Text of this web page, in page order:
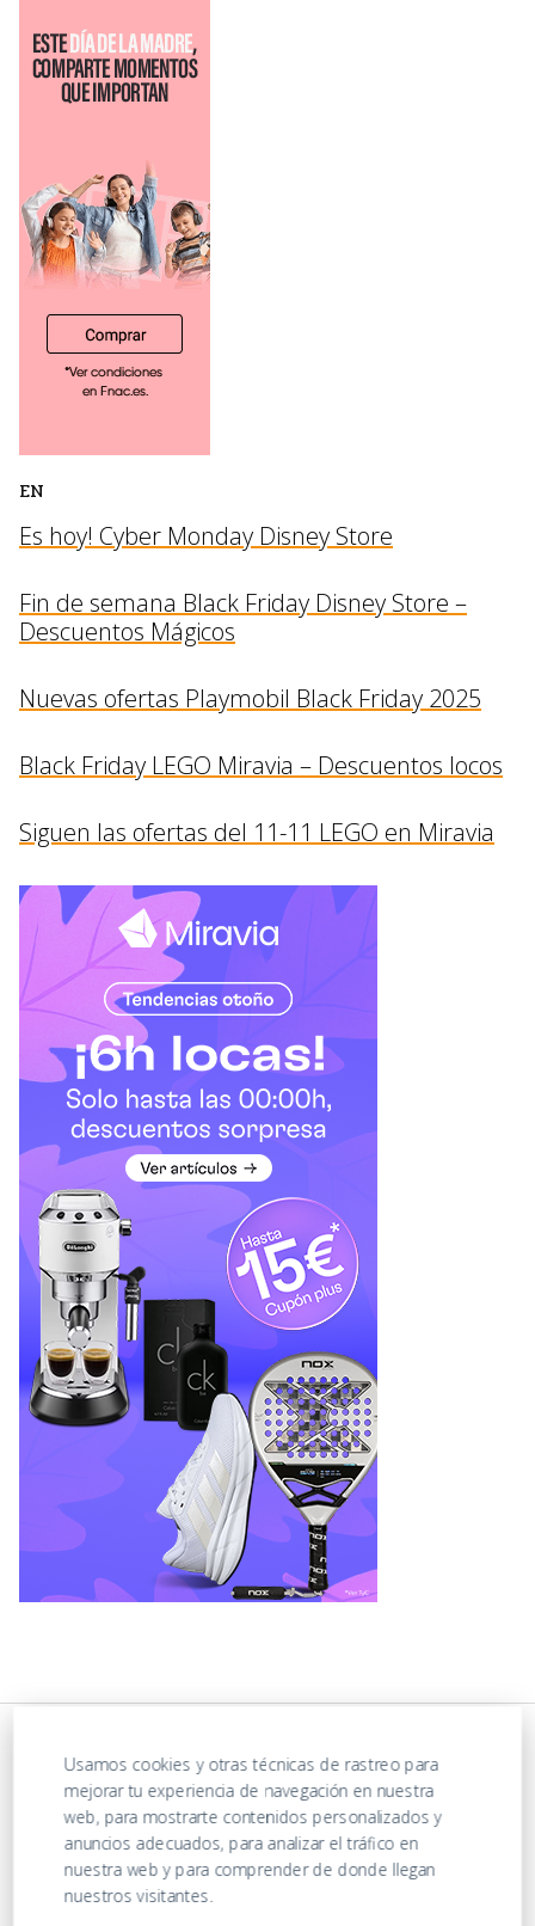
EN
Es hoy! Cyber Monday Disney Store
Fin de semana Black Friday Disney Store –
Descuentos Mágicos
Nuevas ofertas Playmobil Black Friday 2025
Black Friday LEGO Miravia – Descuentos locos
Siguen las ofertas del 11-11 LEGO en Miravia
https://ofertasenjuguetes.com/privacy-policy/
Usamos cookies y otras técnicas de rastreo para
mejorar tu experiencia de navegación en nuestra
web, para mostrarte contenidos personalizados y
anuncios adecuados, para analizar el tráfico en
nuestra web y para comprender de donde llegan
nuestros visitantes.